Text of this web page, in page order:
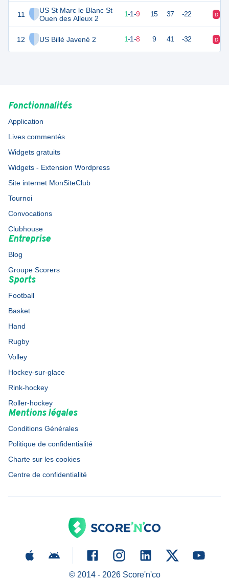
11
US St Marc le Blanc St
Ouen des Alleux 2
12 US Billé Javené 2
4 11 1-1-9 15 37 -22 D
3 1-1-8 9 41 -32 D
Fonctionnalités
Application
Lives commentés
Widgets gratuits
Widgets - Extension Wordpress
Site internet MonSiteClub
Tournoi
Convocations
Clubhouse
Entreprise
Blog
Groupe Scorers
Sports
Football
Basket
Hand
Rugby
Volley
Hockey-sur-glace
Rink-hockey
Roller-hockey
Mentions légales
Conditions Générales
Politique de confidentialité
Charte sur les cookies
Centre de confidentialité
© 2014 - 2026Score'n'co